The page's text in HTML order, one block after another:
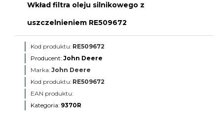
Wkład filtra oleju silnikowego z
uszczelnieniem RE509672
Kod produktu: RE509672
Producent: John Deere
Marka: John Deere
Kod produktu: RE509672
EAN produktu:
Kategoria: 9370R